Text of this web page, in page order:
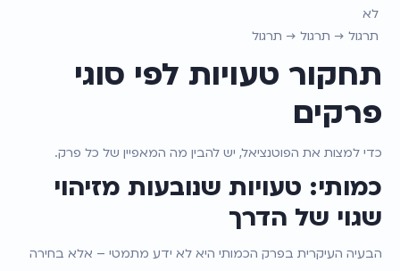
תחקור טעויות לפי סוגי
פרקים
כדי למצות את הפוטנציאל, יש להבין מה המאפיין של כל פרק.
כמותי: טעויות שנובעות מזיהוי
שגוי של הדרך
הבעיה העיקרית בפרק הכמותי היא לא ידע מתמטי – אלא בחירה